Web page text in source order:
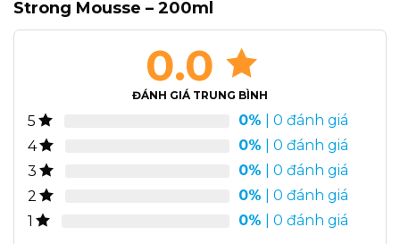
Strong Mousse – 200ml
0.0
ĐÁNH GIÁ TRUNG BÌNH
5 0% | 0 đánh giá
4
0% | 0 đánh giá
3
0% | 0 đánh giá
2
0% | 0 đánh giá
1
0% | 0 đánh giá